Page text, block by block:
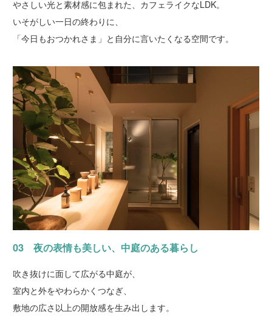
やさしい光と素材感に包まれた、カフェライクなLDK。
いそがしい一日の終わりに、
「今日もおつかれさま」と自分に言いたくなる空間です。
03 夜の表情も美しい、中庭のある暮らし
吹き抜けに面して広がる中庭が、
室内と外をやわらかくつなぎ、
敷地の広さ以上の開放感を生み出します。